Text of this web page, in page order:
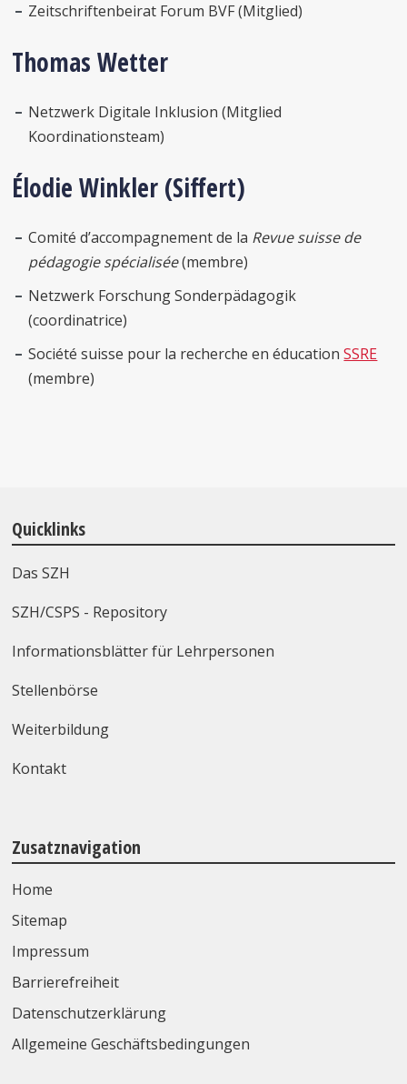
Zeitschriftenbeirat Forum BVF (Mitglied)
Thomas Wetter
Netzwerk Digitale Inklusion (Mitglied
Koordinationsteam)
Élodie Winkler (Siffert)
Comité d’accompagnement de la Revue suisse de
pédagogie spécialisée(membre)
Netzwerk Forschung Sonderpädagogik
(coordinatrice)
Société suisse pour la recherche en éducationSSRE
(membre)
Quicklinks
Das SZH
SZH/CSPS - Repository
Informationsblätter für Lehrpersonen
Stellenbörse
Weiterbildung
Kontakt
Zusatznavigation
Home
Sitemap
Impressum
Barrierefreiheit
Datenschutzerklärung
Allgemeine Geschäftsbedingungen